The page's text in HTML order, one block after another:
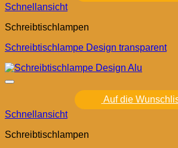
Schnellansicht
Schreibtischlampen
Schreibtischlampe Design transparent
Auf die
Schnellansicht
Schreibtischlampen